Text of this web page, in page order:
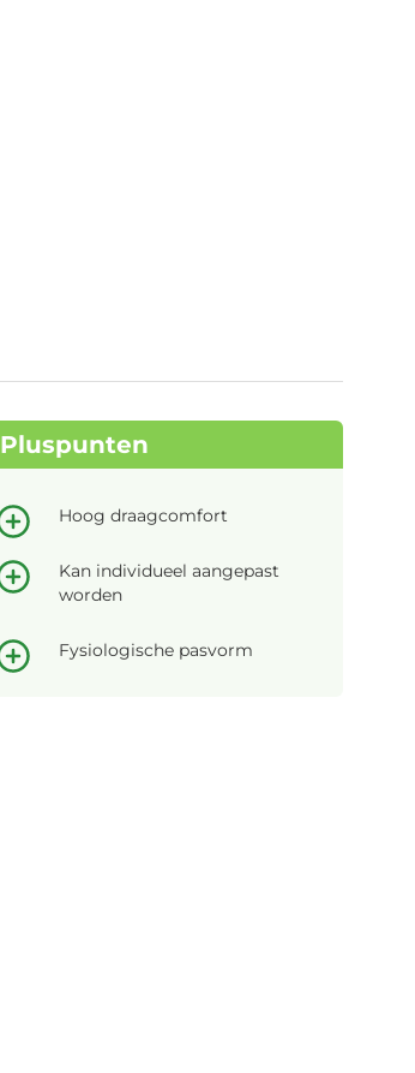
Pluspunten
Hoog draagcomfort
Kan individueel aangepast
worden
Fysiologische pasvorm